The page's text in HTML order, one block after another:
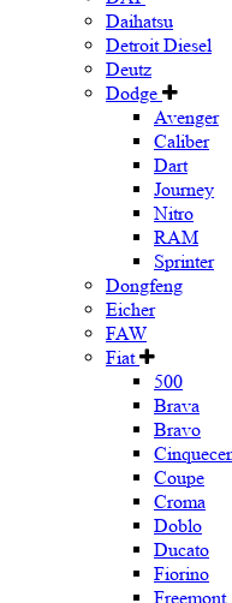
Daihatsu
Detroit Diesel
Deutz
Dodge
Avenger
Caliber
Dart
Journey
Nitro
RAM
Sprinter
Dongfeng
Eicher
FAW
Fiat
500
Brava
Bravo
Coupe
Croma
Doblo
Ducato
Fiorino
Freemont